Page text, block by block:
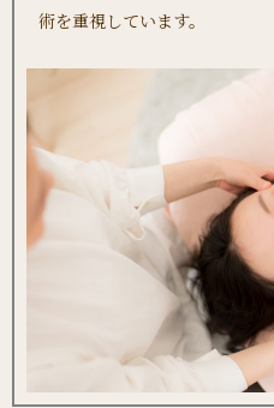
術を重視しています。